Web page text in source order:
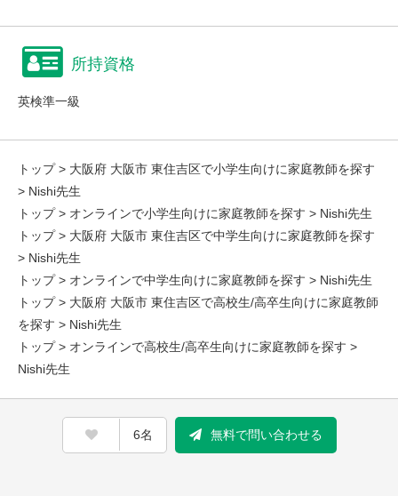
所持資格
英検準一級
トップ> 大阪府 大阪市 東住吉区で小学生向けに家庭教師を探す
> Nishi先生
トップ> オンラインで小学生向けに家庭教師を探す > Nishi先生
トップ> 大阪府 大阪市 東住吉区で中学生向けに家庭教師を探す
> Nishi先生
トップ> オンラインで中学生向けに家庭教師を探す > Nishi先生
トップ> 大阪府 大阪市 東住吉区で高校生/高卒生向けに家庭教師
を探す > Nishi先生
トップ> オンラインで高校生/高卒生向けに家庭教師を探す >
Nishi先生
6名 無料で問い合わせる